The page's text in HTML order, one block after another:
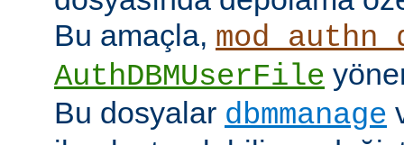
Bu amaçla,
AuthDBMUserFile
Bu dosyalar dbmmanage